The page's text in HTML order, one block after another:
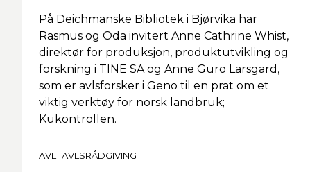
På Deichmanske Bibliotek i Bjørvika har
Rasmus og Oda invitert Anne Cathrine Whist,
direktør for produksjon, produktutvikling og
forskning i TINE SA og Anne Guro Larsgard,
som er avlsforsker i Geno til en prat om et
viktig verktøy for norsk landbruk;
Kukontrollen.
AVL AVLSRÅDGIVING